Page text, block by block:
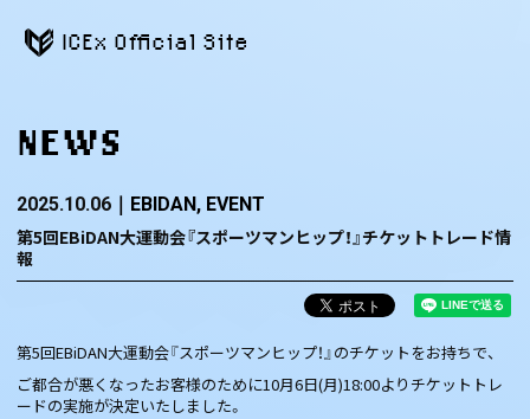
ICEx Official Site
NEWS
2025.10.06 EBIDAN EVENT
第5回EBiDAN大運動会『スポーツマンヒップ！』チケットトレード情
報
第5回EBiDAN大運動会『スポーツマンヒップ！』のチケットをお持ちで、
ご都合が悪くなったお客様のために10月6日(月)18:00よりチケットトレ
ードの実施が決定いたしました。